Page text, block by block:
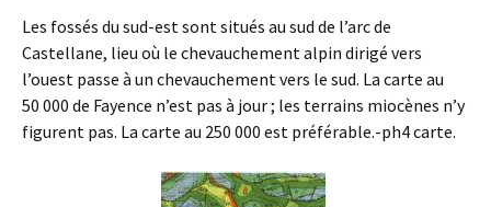
Les fossés du sud-est sont situés au sud de l’arc de
Castellane, lieu où le chevauchement alpin dirigé vers
l’ouest passe à un chevauchement vers le sud. La carte au
50 000 de Fayence n’est pas à jour ; les terrains miocènes n’y
figurent pas. La carte au 250 000 est préférable.-ph4 carte.